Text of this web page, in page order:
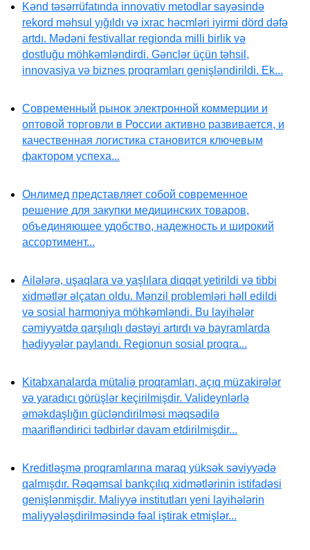
Kənd təsərrüfatında innovativ metodlar sayəsində
rekord məhsul yığıldı və ixrac həcmləri iyirmi dörd dəfə
artdı. Mədəni festivallar regionda milli birlik və
dostluğu möhkəmləndirdi. Gənclər üçün təhsil,
innovasiya və biznes proqramları genişləndirildi. Ek...
Современный рынок электронной коммерции и
оптовой торговли в России активно развивается, и
качественная логистика становится ключевым
фактором успеха...
Онлимед представляет собой современное
решение для закупки медицинских товаров,
объединяющее удобство, надежность и широкий
ассортимент...
Ailələrə, uşaqlara və yaşlılara diqqət yetirildi və tibbi
xidmətlər əlçatan oldu. Mənzil problemləri həll edildi
və sosial harmoniya möhkəmləndi. Bu layihələr
cəmiyyətdə qarşılıqlı dəstəyi artırdı və bayramlarda
hədiyyələr paylandı. Regionun sosial proqra...
Kitabxanalarda mütaliə proqramları, açıq müzakirələr
və yaradıcı görüşlər keçirilmişdir. Valideynlərlə
əməkdaşlığın gücləndirilməsi məqsədilə
maarifləndirici tədbirlər davam etdirilmişdir...
Kreditləşmə proqramlarına maraq yüksək səviyyədə
qalmışdır. Rəqəmsal bankçılıq xidmətlərinin istifadəsi
genişlənmişdir. Maliyyə institutları yeni layihələrin
maliyyələşdirilməsində fəal iştirak etmişlər...